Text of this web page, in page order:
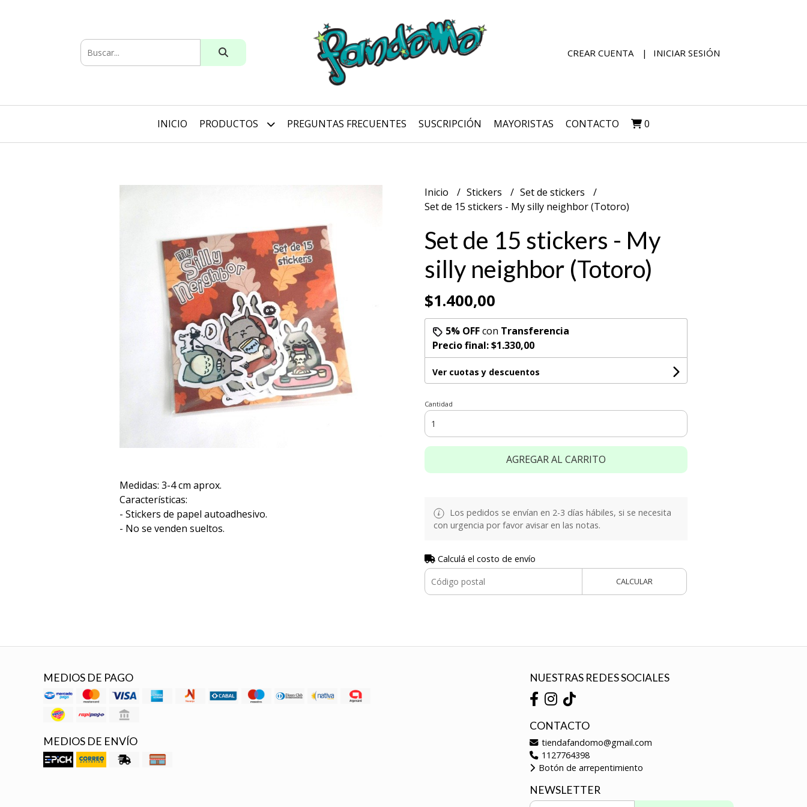
CREAR CUENTA INICIAR SESIÓN
INICIO PRODUCTOS PREGUNTAS FRECUENTES SUSCRIPCIÓN MAYORISTAS CONTACTO 0
Medidas: 3-4 cm aprox.
Características:
- Stickers de papel autoadhesivo.
- No se venden sueltos.
Inicio Stickers
Set de stickers
Set de 15 stickers - My silly neighbor (Totoro)
Set de 15 stickers - My
silly neighbor (Totoro)
$1.400,00
5% OFFcon Transferencia
Precio final:$1.330,00
Ver cuotas y descuentos
Cantidad
AGREGAR AL CARRITO
Los pedidos se envían en 2-3 días hábiles, si se necesita
con urgencia por favor avisar en las notas.
Calculá el costo de envío
CALCULAR
MEDIOS DE PAGO
MEDIOS DE ENVÍO
NUESTRAS REDES SOCIALES
CONTACTO
tiendafandomo@gmail.com
1127764398
Botón de arrepentimiento
NEWSLETTER